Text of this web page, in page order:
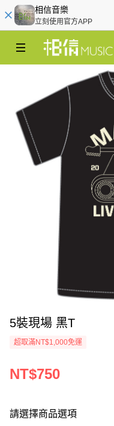
相信音樂
立刻使用官方APP
5裝現場 黑T
超取滿NT$1,000免運
NT$750
請選擇商品選項